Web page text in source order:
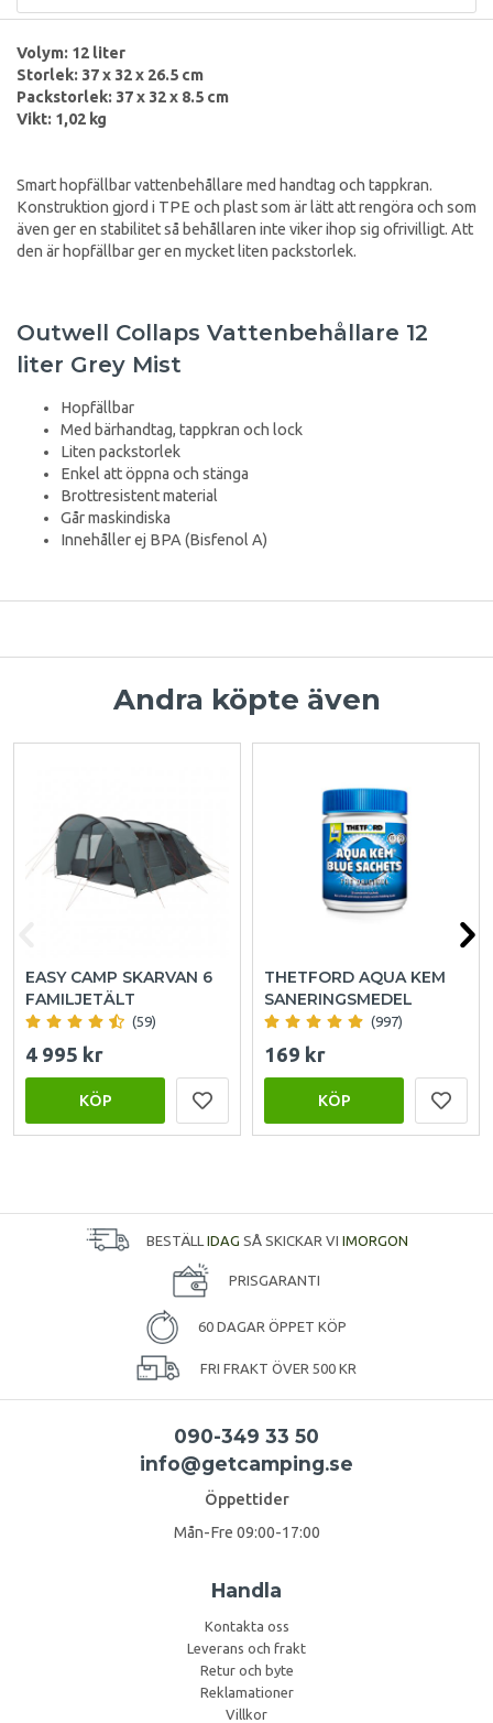
Volym: 12 liter
Storlek: 37 x 32 x 26.5 cm
Packstorlek: 37 x 32 x 8.5 cm
Vikt: 1,02 kg
Smart hopfällbar vattenbehållare med handtag och tappkran.
Konstruktion gjord i TPE och plast som är lätt att rengöra och som
även ger en stabilitet så behållaren inte viker ihop sig ofrivilligt. Att
den är hopfällbar ger en mycket liten packstorlek.
Outwell Collaps Vattenbehållare 12
liter Grey Mist
Hopfällbar
Med bärhandtag, tappkran och lock
Liten packstorlek
Enkel att öppna och stänga
Brottresistent material
Går maskindiska
Innehåller ej BPA (Bisfenol A)
Andra köpte även
EASY CAMP SKARVAN 6
FAMILJETÄLT
(59)
4 995 kr
KÖP
THETFORD AQUA KEM
SANERINGSMEDEL
(997)
169 kr
KÖP
BESTÄLL IDAG SÅ SKICKAR VI IMORGON
PRISGARANTI
60 DAGAR ÖPPET KÖP
FRI FRAKT ÖVER 500 KR
090-349 33 50
info@getcamping.se
Öppettider
Mån-Fre 09:00-17:00
Handla
Kontakta oss
Leverans och frakt
Retur och byte
Reklamationer
Villkor